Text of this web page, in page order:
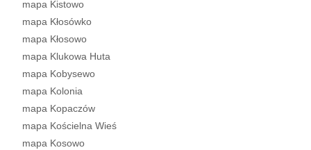
mapa Kistowo
mapa Kłosówko
mapa Kłosowo
mapa Klukowa Huta
mapa Kobysewo
mapa Kolonia
mapa Kopaczów
mapa Kościelna Wieś
mapa Kosowo